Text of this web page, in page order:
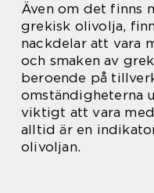
Även om det finns
grekisk olivolja,
nackdelar att vara
och smaken av
beroende på
omständigheterna
viktigt att vara
alltid är en
olivoljan.